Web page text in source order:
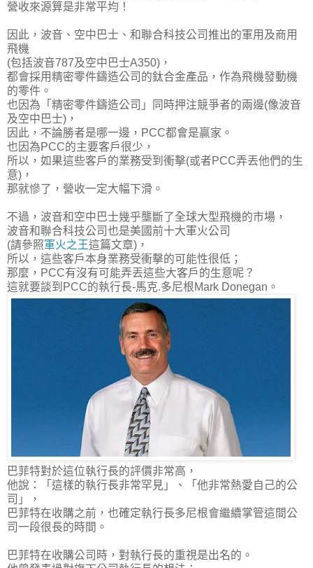
營收來源算是非常平均！
因此，波音、空中巴士、和聯合科技公司推出的軍用及商用
飛機
(包括波音787及空中巴士A350)，
都會採用精密零件鑄造公司的鈦合金產品，作為飛機發動機
的零件。
也因為「精密零件鑄造公司」同時押注競爭者的兩邊(像波音
及空中巴士)，
因此，不論勝者是哪一邊，PCC都會是贏家。
也因為PCC的主要客戶很少，
所以，如果這些客戶的業務受到衝擊(或者PCC弄丟他們的生
意)，
那就慘了，營收一定大幅下滑。
不過，波音和空中巴士幾乎壟斷了全球大型飛機的市場，
波音和聯合科技公司也是美國前十大軍火公司
(請參照軍火之王這篇文章)，
所以，這些客戶本身業務受衝擊的可能性很低；
那麼，PCC有沒有可能弄丟這些大客戶的生意呢？
這就要談到PCC的執行長-馬克.多尼根Mark Donegan。
巴菲特對於這位執行長的評價非常高，
他說：「這樣的執行長非常罕見」、「他非常熱愛自己的公
司」，
巴菲特在收購之前，也確定執行長多尼根會繼續掌管這間公
司一段很長的時間。
巴菲特在收購公司時，對執行長的重視是出名的。